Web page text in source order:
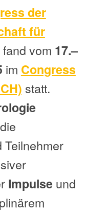
der
für
fand vom 17.–
im Congress
statt.
Teilnehmer
Impulseund